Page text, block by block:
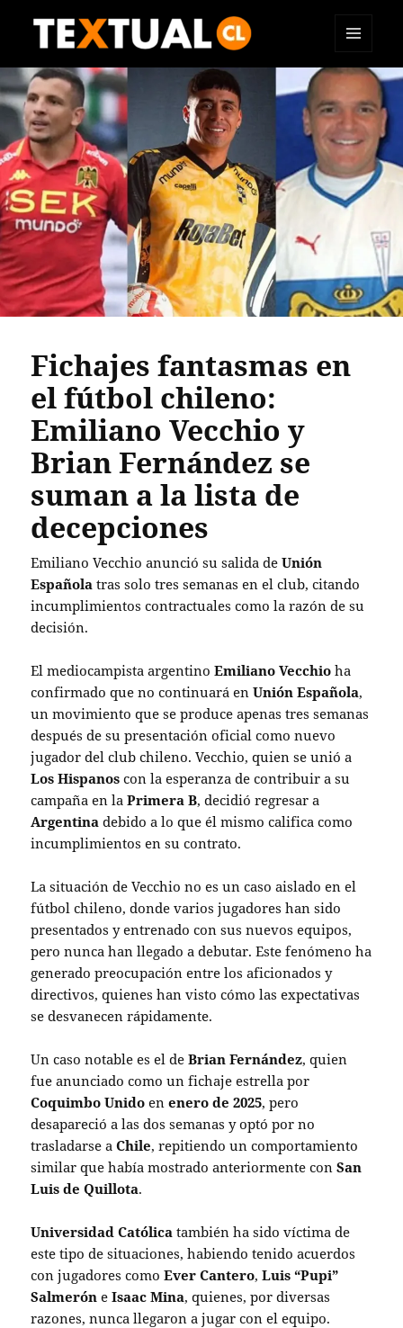
TEXTUAL
Y
WIDGETS
Fichajes fantasmas en
el fútbol chileno:
Emiliano Vecchio y
Brian Fernández se
suman a la lista de
decepciones
Emiliano Vecchio anunció su salida deUnión
Española tras solo tres semanas en el club, citando
incumplimientos contractuales como la razón de su
decisión.
El mediocampista argentinoEmiliano Vecchio ha
confirmado que no continuará enUnión Española,
un movimiento que se produce apenas tres semanas
después de su presentación oficial como nuevo
jugador del club chileno. Vecchio, quien se unió a
Los Hispanos con la esperanza de contribuir a su
campaña en laPrimera B, decidió regresar a
Argentina debido a lo que él mismo califica como
incumplimientos en su contrato.
La situación de Vecchio no es un caso aislado en el
fútbol chileno, donde varios jugadores han sido
presentados y entrenado con sus nuevos equipos,
pero nunca han llegado a debutar. Este fenómeno ha
generado preocupación entre los aficionados y
directivos, quienes han visto cómo las expectativas
se desvanecen rápidamente.
Un caso notable es el deBrian Fernández, quien
fue anunciado como un fichaje estrella por
Coquimbo Unido enenero de 2025, pero
desapareció a las dos semanas y optó por no
trasladarse aChile, repitiendo un comportamiento
similar que había mostrado anteriormente conSan
Luis de Quillota.
Universidad Católica también ha sido víctima de
este tipo de situaciones, habiendo tenido acuerdos
con jugadores comoEver Cantero,Luis “Pupi”
Salmerón eIsaac Mina, quienes, por diversas
razones, nunca llegaron a jugar con el equipo.